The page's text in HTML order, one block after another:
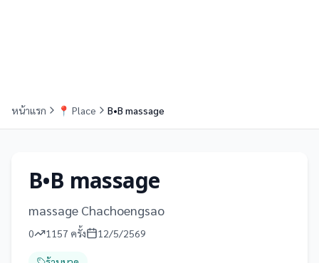
หน้าแรก 📍 Place B•B massage
B•B massage
massage Chachoengsao
0 1157 ครั้ง 12/5/2569